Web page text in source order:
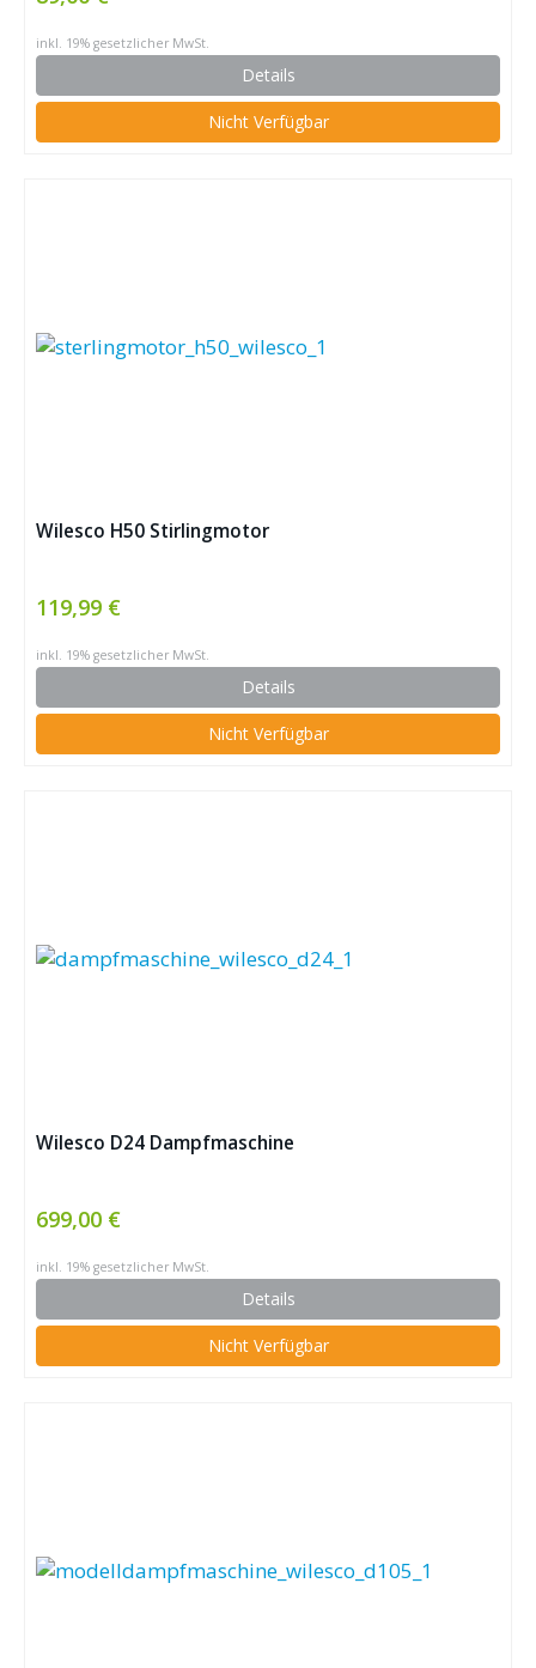
inkl. 19% gesetzlicher MwSt.
Details
Nicht Verfügbar
Wilesco H50 Stirlingmotor
119,99 €
inkl. 19% gesetzlicher MwSt.
Details
Nicht Verfügbar
Wilesco D24 Dampfmaschine
699,00 €
inkl. 19% gesetzlicher MwSt.
Details
Nicht Verfügbar